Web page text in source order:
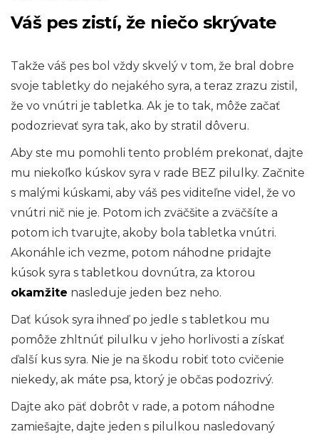
Váš pes zistí, že niečo skrývate
Takže váš pes bol vždy skvelý v tom, že bral dobre
svoje tabletky do nejakého syra, a teraz zrazu zistil,
že vo vnútri je tabletka. Ak je to tak, môže začať
podozrievať syra tak, ako by stratil dôveru.
Aby ste mu pomohli tento problém prekonať, dajte
mu niekoľko kúskov syra v rade BEZ pilulky. Začnite
s malými kúskami, aby váš pes viditeľne videl, že vo
vnútri nič nie je. Potom ich zväčšite a zväčšíte a
potom ich tvarujte, akoby bola tabletka vnútri.
Akonáhle ich vezme, potom náhodne pridajte
kúsok syra s tabletkou dovnútra, za ktorou
okamžite nasleduje jeden bez neho.
Dať kúsok syra ihneď po jedle s tabletkou mu
pomôže zhltnúť pilulku v jeho horlivosti a získať
ďalší kus syra. Nie je na škodu robiť toto cvičenie
niekedy, ak máte psa, ktorý je občas podozrivý.
Dajte ako päť dobrôt v rade, a potom náhodne
zamiešajte, dajte jeden s pilulkou nasledovaný